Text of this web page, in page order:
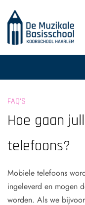
FAQ'S
Hoe gaan
telefoons?
Mobiele telefoons
ingeleverd en mogen
worden. Als we